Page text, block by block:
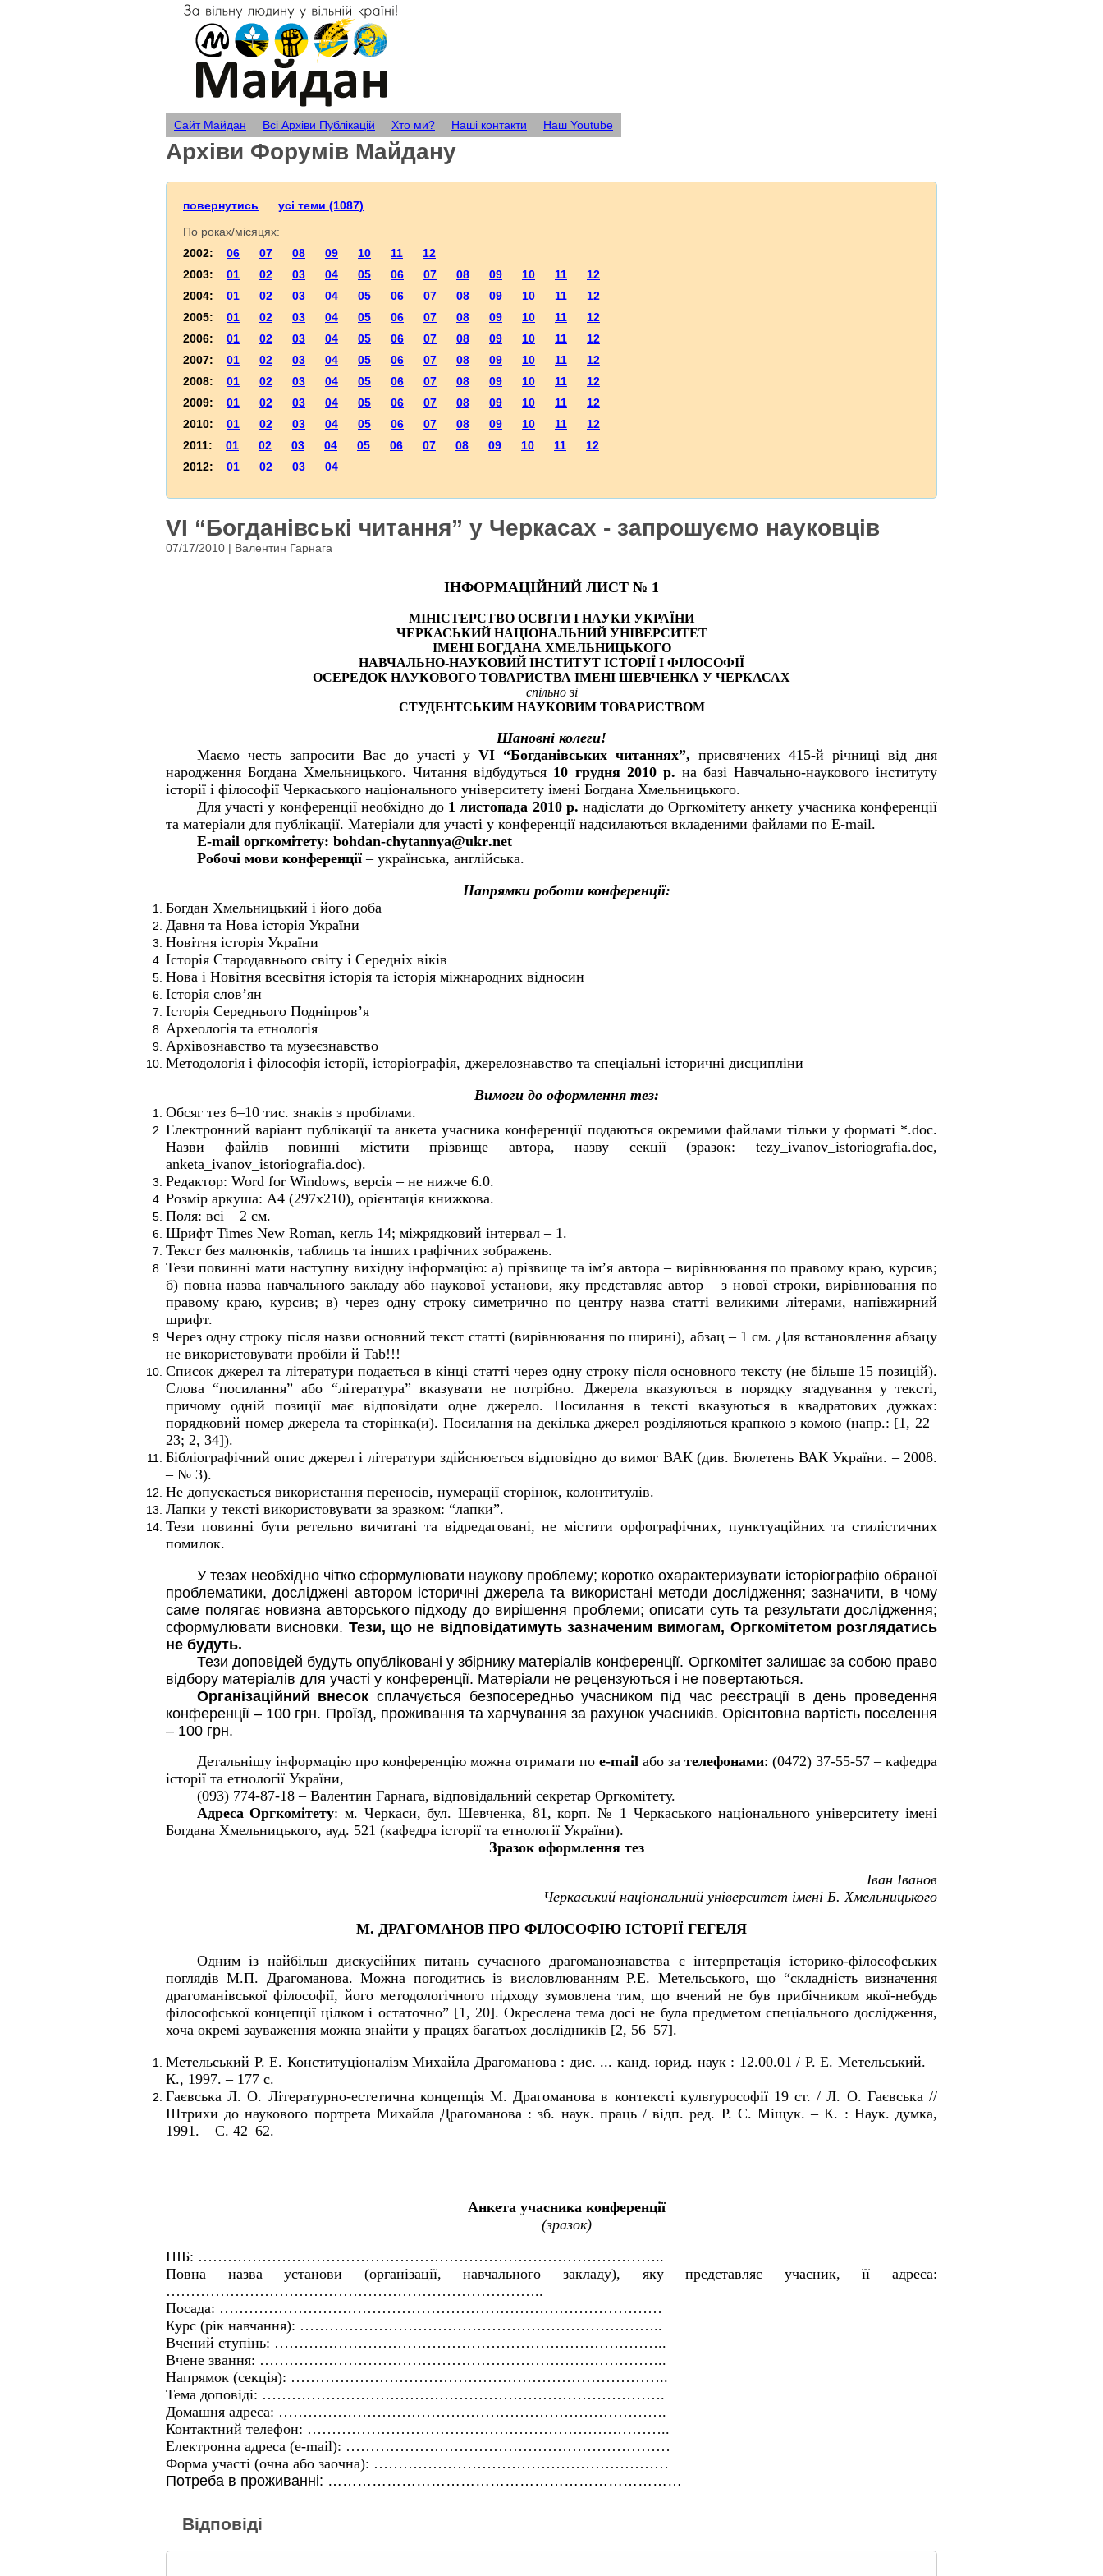
Сайт Майдан Всі Архіви Публікацій Хто ми? Наші контакти Наш Youtube
Архіви Форумів Майдану
повернутись
усі теми (1087)
По роках/місяцях:
2002: 06 07 08 09 10 11
12
2003: 01 02 03 04 05 06 07 08 09 10 11
12
2004: 01 02 03 04 05 06 07 08 09 10 11
12
2005: 01 02 03 04 05 06 07 08 09 10 11
12
2006: 01 02 03 04 05 06 07 08 09 10 11
12
2007: 01 02 03 04 05 06 07 08 09 10 11
12
2008: 01 02 03 04 05 06 07 08 09 10 11
12
2009: 01 02 03 04 05 06 07 08 09 10 11
12
2010: 01 02 03 04 05 06 07 08 09 10 11
12
2011: 01 02 03 04 05 06 07 08 09 10 11
12
2012: 01 02 03 04
VI “Богданівські читання” у Черкасах - запрошуємо науковців
07/17/2010 | Валентин Гарнага
ІНФОРМАЦІЙНИЙ ЛИСТ № 1
МІНІСТЕРСТВО ОСВІТИ І НАУКИ УКРАЇНИ
ЧЕРКАСЬКИЙ НАЦІОНАЛЬНИЙ УНІВЕРСИТЕТ
ІМЕНІ БОГДАНА ХМЕЛЬНИЦЬКОГО
НАВЧАЛЬНО-НАУКОВИЙІНСТИТУТ ІСТОРІЇ І ФІЛОСОФІЇ
ОСЕРЕДОК НАУКОВОГО ТОВАРИСТВА ІМЕНІ ШЕВЧЕНКА У ЧЕРКАСАХ
спільно зі
СТУДЕНТСЬКИМ НАУКОВИМТОВАРИСТВОМ
Шановні колеги!
Маємочесть запросити Вас до участі уVI “Богданівських читаннях”, присвячених 415-й річниці від дня
народження Богдана Хмельницького. Читання відбудуться 10 грудня 2010 р. на базі Навчально-наукового інституту
історії і філософії Черкаського національного університету імені Богдана Хмельницького.
Для участі у конференції необхідно до 1 листопада 2010 р. надіслати до Оргкомітету анкету учасника конференції
та матеріали для публікації. Матеріали для участі у конференції надсилаються вкладеними файлами по E-mail.
E-mailоргкомітету: bohdan-chytannya@ukr.net
Робочі мови конференції– українська, англійська.
Напрямки роботиконференції:
Богдан Хмельницький і його доба
Давня та Нова історія України
Новітня історія України
Історія Стародавнього світу і Середніх віків
Нова і Новітня всесвітня історія та історія міжнародних відносин
Історія слов’ян
Історія Середнього Подніпров’я
Археологія та етнологія
Архівознавство та музеєзнавство
Методологія і філософія історії, історіографія, джерелознавство та спеціальні історичні дисципліни
Вимоги до оформлення тез:
Обсяг тез 6–10 тис. знаків з пробілами.
Електронний варіант публікації та анкета учасника конференції подаються окремими файлами тільки у форматі *.doc.
Назви файлів повинні містити прізвище автора, назву секції (зразок: tezy_ivanov_ istoriografia.doc,
anketa ivanov istoriografia.doc).
Редактор: Word for Windows, версія – не нижче 6.0.
Розмір аркуша: А4 (297х210), орієнтація книжкова.
Поля: всі – 2 см.
Шрифт Times New Roman, кегль 14; міжрядковий інтервал – 1.
Текст без малюнків, таблиць та інших графічних зображень.
Тези повинні мати наступну вихідну інформацію: а) прізвище таім’я автора – вирівнювання по правому краю, курсив;
б) повна назва навчального закладу або наукової установи, яку представляє автор – з нової строки, вирівнювання по
правому краю, курсив; в) через одну строку симетрично по центру назва статті великими літерами, напівжирний
шрифт.
Через одну строку після назвиосновний текст статті (вирівнювання по ширині), абзац – 1 см. Для встановлення абзацу
не використовувати пробіли й Tab!!!
Список джерел та літератури подається в кінці статті через одну строку після основного тексту (не більше 15 позицій).
Слова “посилання” або “література” вказувати не потрібно. Джерела вказуються в порядку згадування у тексті,
причому одній позиції має відповідати одне джерело. Посилання в тексті вказуються в квадратових дужках:
порядковий номер джерела та сторінка(и). Посилання на декілька джерел розділяються крапкою з комою (напр.: [1, 22–
23; 2, 34]).
Бібліографічний опис джерелі літератури здійснюється відповідно до вимог ВАК (див. Бюлетень ВАК України. – 2008.
– № 3).
Не допускається використання переносів, нумерації сторінок, колонтитулів.
Лапки у тексті використовувати за зразком: “лапки”.
Тези повинні бути ретельно вичитані та відредаговані, не містити орфографічних, пунктуаційних та стилістичних
помилок.
Утезах необхідно чітко сформулювати наукову проблему; коротко охарактеризувати історіографію обраної
проблематики, досліджені автором історичні джерела та використані методи дослідження; зазначити, в чому
саме полягає новизна авторського підходу до вирішення проблеми; описати суть та результати дослідження;
сформулювати висновки. Тези, що не відповідатимуть зазначеним вимогам, Оргкомітетом розглядатись
не будуть.
Тези доповідей будуть опубліковані у збірнику матеріалів конференції. Оргкомітет залишає за собою право
відбору матеріалів для участі у конференції. Матеріали не рецензуються і не повертаються.
Організаційний внесок сплачується безпосередньо учасником під час реєстрації в день проведення
конференції – 100 грн. Проїзд, проживання та харчування за рахунок учасників. Орієнтовна вартість поселення
– 100 грн.
Детальнішу інформацію про конференцію можна отримати по e-mail або за телефонами: (0472) 37-55-57 – кафедра
історії та етнології України,
(093) 774-87-18 – Валентин Гарнага, відповідальний секретар Оргкомітету.
АдресаОргкомітету: м. Черкаси, бул. Шевченка, 81, корп. № 1 Черкаського національного університету імені
Богдана Хмельницького, ауд. 521 (кафедра історії та етнології України).
Зразок оформлення тез
Іван Іванов
Черкаський національний університет імені Б. Хмельницького
М. ДРАГОМАНОВ ПРО ФІЛОСОФІЮ ІСТОРІЇ ГЕГЕЛЯ
Одним із найбільш дискусійних питань сучасного драгоманознавства є інтерпретація історико-філософських
поглядів М.П. Драгоманова. Можна погодитись із висловлюванням Р.Е. Метельського, що “складність визначення
драгоманівської філософії, його методологічного підходу зумовлена тим, що вчений не був прибічником якої-небудь
філософської концепції цілком і остаточно” [1, 20]. Окреслена тема досі не булапредметом спеціального дослідження,
хоча окремі зауваження можна знайти у працях багатьох дослідників [2, 56–57].
Метельський Р. Е. Конституціоналізм Михайла Драгоманова : дис. ... канд. юрид. наук : 12.00.01 / Р. Е. Метельський. –
К., 1997. – 177 с.
Гаєвська Л. О. Літературно-естетична концепція М. Драгоманова в контексті культурософії 19 ст. / Л. О. Гаєвська//
Штрихи до наукового портрета Михайла Драгоманова : зб. наук. праць / відп. ред. Р. С. Міщук. – К. : Наук. думка,
1991. – С. 42–62.
Анкета учасника конференції
(зразок)
ПІБ: …………………………………………………………………………………..
Повна назва установи (організації, навчального закладу), яку представляє учасник, її адреса:
…………………………………………………………………..
Посада: ………………………………………………………………………………
Курс (рік навчання): ………………………………………………………………..
Вчений ступінь: ……………………………………………………………………..
Вчене звання: ………………………………………………………………………..
Напрямок (секція): …………………………………………………………………..
Тема доповіді: ……………………………………………………………………….
Домашня адреса: …………………………………………………………………….
Контактний телефон: ………………………………………………………………..
Електронна адреса (e-mail): ……………………………………………………… …
Форма участі (очна або заочна): ……………………………………………………
Потреба в проживанні: ………………………………………………………………
Відповіді